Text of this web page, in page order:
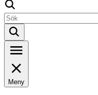
Meny